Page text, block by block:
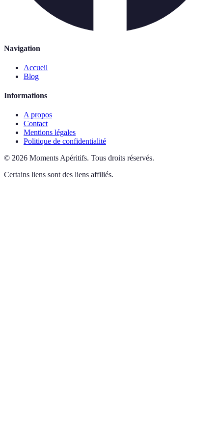
Navigation
Accueil
Blog
Informations
A propos
Contact
Mentions légales
Politique de confidentialité
© 2026 Moments Apéritifs. Tous droits réservés.
Certains liens sont des liens affiliés.